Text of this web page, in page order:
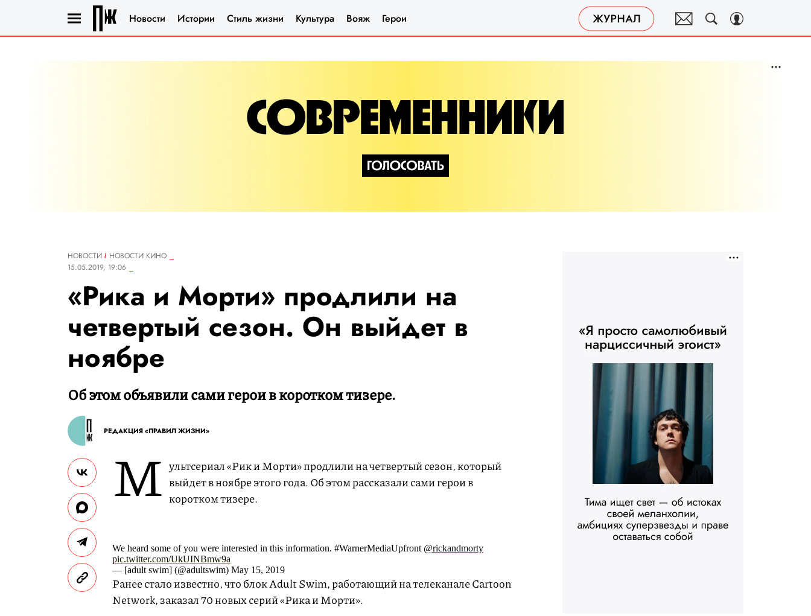
Новости Истории Стиль жизни Культура Вояж Герои
НОВОСТИ
НОВОСТИ КИНО
15.05.2019, 19:06
«Рика и Морти» продлили на
четвертый сезон. Он выйдет в
ноябре
Об этом объявили сами герои в коротком тизере.
РЕДАКЦИЯ «ПРАВИЛ ЖИЗНИ»
М ультсериал «Рик и Морти» продлили на четвертый сезон, который
выйдет в ноябре этого года. Об этом рассказали сами герои в
коротком тизере.
We heard some of you were interested in this information. #WarnerMediaUpfront @rickandmorty
pic.twitter.com/UkUINBmw9a
— [adult swim] (@adultswim) May 15, 2019
Ранее стало известно, что блок Adult Swim, работающий на телеканале Cartoon
Network, заказал 70 новых серий «Рика и Морти».